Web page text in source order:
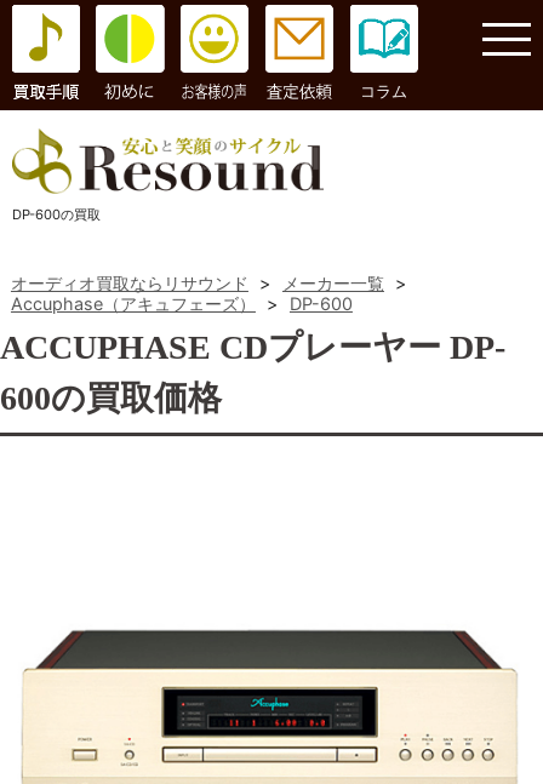
コラム
DP-600の買取
オーディオ買取ならリサウンド > メーカー一覧
>
Accuphase（アキュフェーズ）
> DP-600
ACCUPHASE CDプレーヤー DP-
600の買取価格